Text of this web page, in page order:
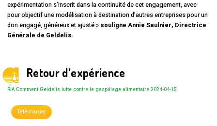
expérimentation s’inscrit dans la continuité de cet engagement, avec
pour objectif une modélisation à destination d’autres entreprises pour un
don engagé, généreux et ajusté » souligne Annie Saulnier, Directrice
Générale de Geldelis.
Retour d’expérience
RIA Comment Geldelis lutte contre le gaspillage alimentaire 2024-04-15
Télécharger